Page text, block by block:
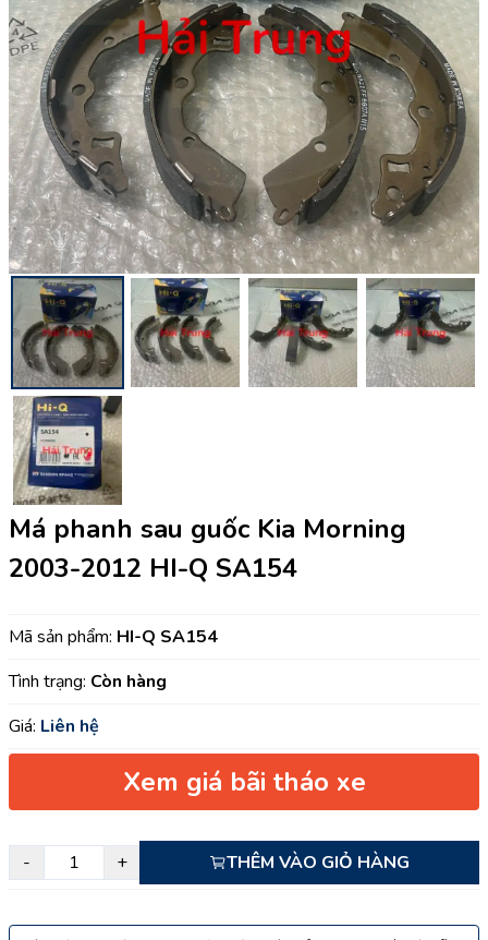
Má phanh sau guốc Kia Morning
2003-2012 HI-Q SA154
Mã sản phẩm: HI-Q SA154
Tình trạng: Còn hàng
Giá: Liên hệ
Xem giá bãi tháo xe
- + THÊM VÀO GIỎ HÀNG